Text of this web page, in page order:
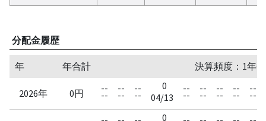
分配金履歴
年 年合計 決算頻度：1年
2026年 0円 --
--
--
--
--
--
0
04/13
--
--
--
--
--
--
--
--
--
--
0